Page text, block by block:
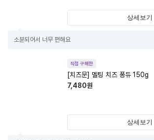
상세보기
소분되어서 너무 편해요
직접 구매한
[치즈문] 멜팅 치즈 퐁듀 150g
7,480원
상세보기